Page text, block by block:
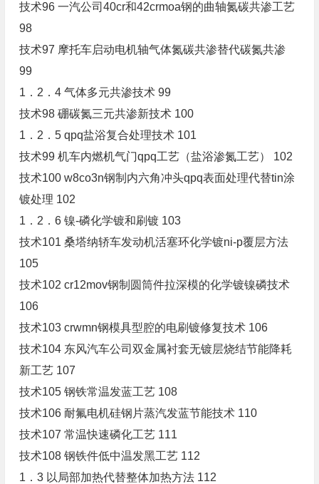
技术96 一汽公司40cr和42crmoa钢的曲轴氮碳共渗工艺
98
技术97 摩托车启动电机轴气体氮碳共渗替代碳氮共渗
99
1．2．4 气体多元共渗技术 99
技术98 硼碳氮三元共渗新技术 100
1．2．5 qpq盐浴复合处理技术 101
技术99 机车内燃机气门qpq工艺（盐浴渗氮工艺） 102
技术100 w8co3n钢制内六角冲头qpq表面处理代替tin涂
镀处理 102
1．2．6 镍-磷化学镀和刷镀 103
技术101 桑塔纳轿车发动机活塞环化学镀ni-p覆层方法
105
技术102 cr12mov钢制圆筒件拉深模的化学镀镍磷技术
106
技术103 crwmn钢模具型腔的电刷镀修复技术 106
技术104 东风汽车公司双金属衬套无镀层烧结节能降耗
新工艺 107
技术105 钢铁常温发蓝工艺 108
技术106 耐氟电机硅钢片蒸汽发蓝节能技术 110
技术107 常温快速磷化工艺 111
技术108 钢铁件低中温发黑工艺 112
1．3 以局部加热代替整体加热方法 112